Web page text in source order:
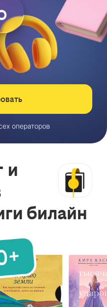
операторов
и
билайн